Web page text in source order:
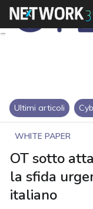
Ultimi articoli
WHITE PAPER
OT sotto
la sfida
italiano